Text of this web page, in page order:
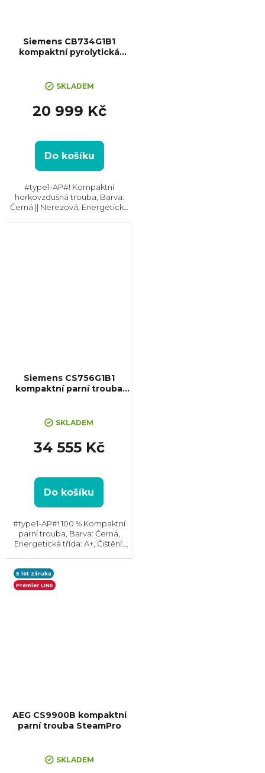
Siemens CB734G1B1
kompaktní pyrolytická
SKLADEM
20 999 Kč
Do košíku
#type1-AP#! Kompaktní
horkovzdušná trouba, Barva:
Černá || Nerezová, Energetická
Siemens CS756G1B1
kompaktní parní trouba
SKLADEM
34 555 Kč
Do košíku
#type1-AP#! 100 % Kompaktní
parní trouba, Barva: Černá,
Energetická třída: A+, Čištění:
3300 W, Rozměry
(VxŠxH):455x594x548 mm,...
5 let záruka
Premier LINE
AEG CS9900B kompaktní
parní trouba SteamPro
SKLADEM